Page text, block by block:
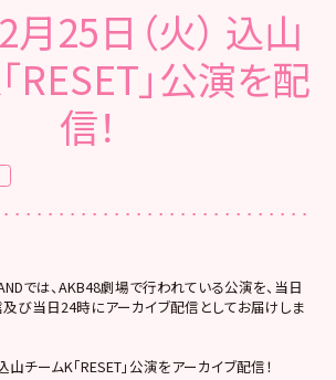
25日（火） 込山
RESET」公演を配
信！
では、AKB48劇場で行われている公演を、当日
び当日24時にアーカイブ配信としてお届けしま
山チームK「RESET」公演をアーカイブ配信！